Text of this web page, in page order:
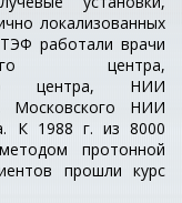
локализованных
работали врачи
центра,
центра, НИИ
Московского НИИ
К 1988 г. из 8000
протонной
прошли курс